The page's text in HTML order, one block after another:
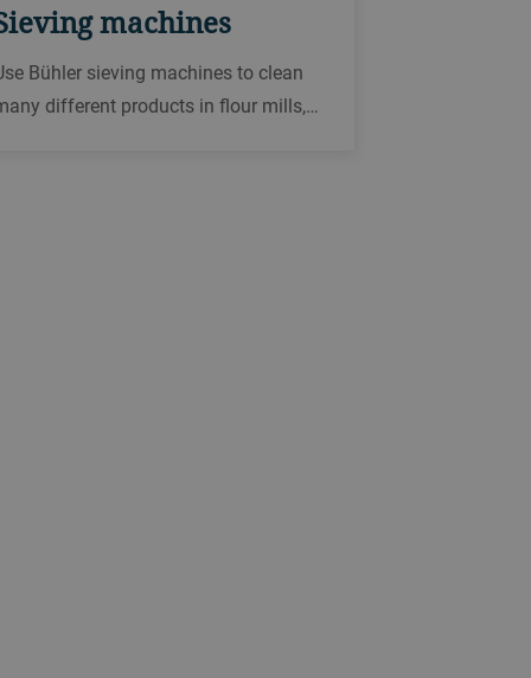
machines
Bühler sieving machines to clean
different products in flour mills,